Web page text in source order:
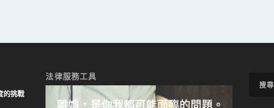
的挑戰
法律服務工具